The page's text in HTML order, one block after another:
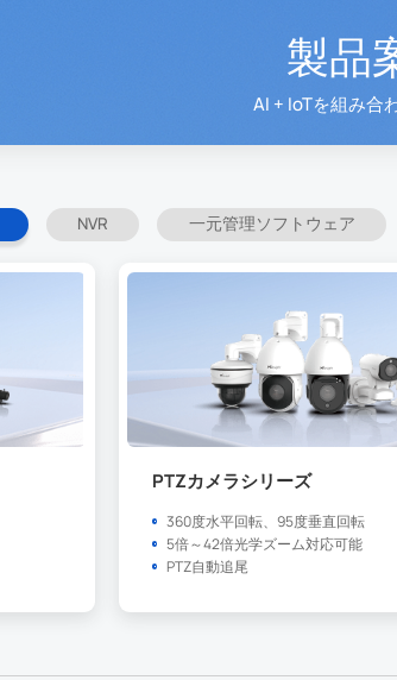
製品
AI + IoTを組み合
NVR 一元管理ソフトウェア
PTZカメラシリーズ
360度水平回転、95度垂直回転
5倍～42倍光学ズーム対応可能
PTZ自動追尾